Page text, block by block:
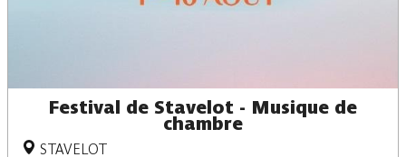
Festival de Stavelot - Musique de
chambre
STAVELOT